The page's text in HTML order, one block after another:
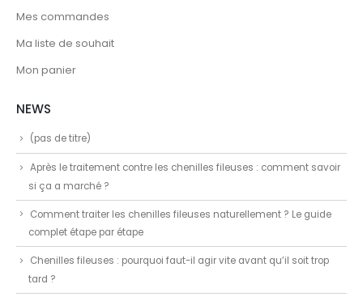
Mes commandes
Ma liste de souhait
Mon panier
NEWS
(pas de titre)
Après le traitement contre les chenilles fileuses : comment savoir
si ça a marché ?
Comment traiter les chenilles fileuses naturellement ? Le guide
complet étape par étape
Chenilles fileuses : pourquoi faut-il agir vite avant qu’il soit trop
tard ?